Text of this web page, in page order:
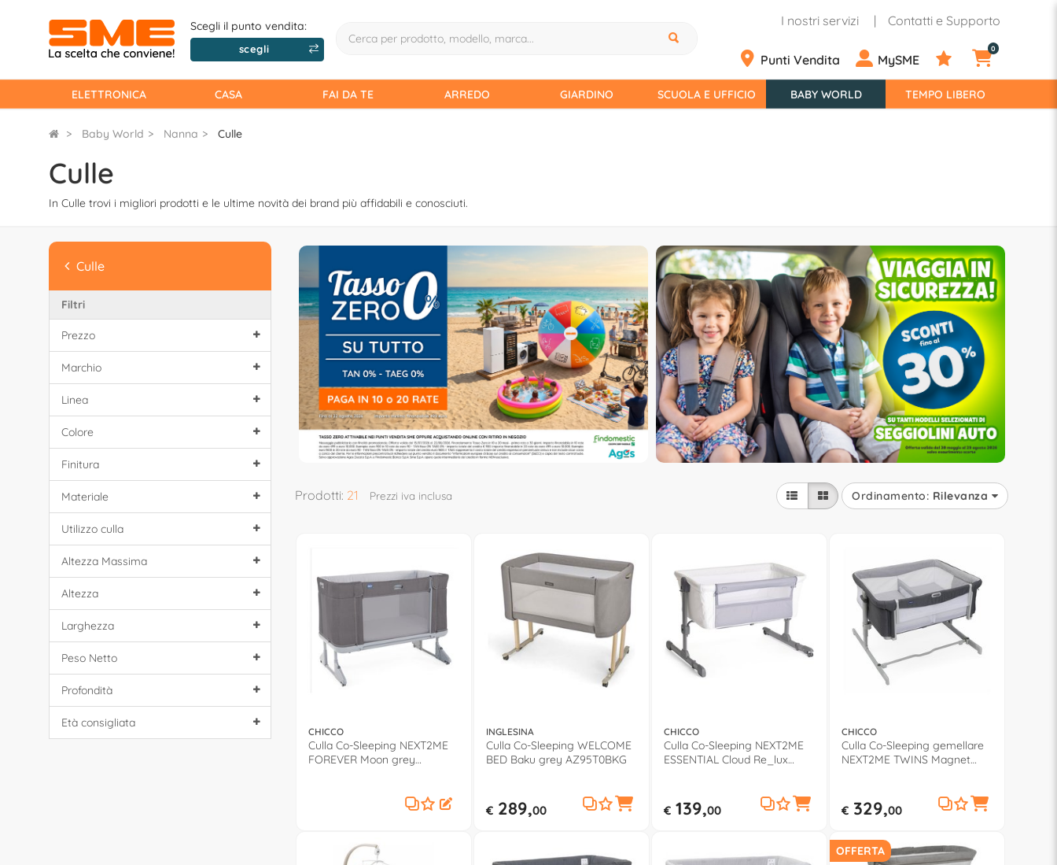
Scegli il punto vendita:
scegli
I nostri servizi Contatti e Supporto
Punti Vendita MySME
0
ELETTRONICA CASA FAI DA TE ARREDO GIARDINO SCUOLA E UFFICIO BABY WORLD TEMPO LIBERO
Baby World Nanna Culle
Culle
In Culle trovi i migliori prodotti e le ultime novità dei brand più affidabili e conosciuti.
Culle
Filtri
Prezzo
Marchio
Linea
Colore
Finitura
Materiale
Utilizzo culla
Altezza Massima
Altezza
Larghezza
Peso Netto
Profondità
Età consigliata
Prodotti: 21 Prezzi iva inclusa Ordinamento: Rilevanza
CHICCO
Culla Co-Sleeping NEXT2ME
FOREVER Moon grey
INGLESINA
Culla Co-Sleeping WELCOME
BED Baku grey AZ95T0BKG
€289,00
CHICCO
Culla Co-Sleeping NEXT2ME
ESSENTIAL Cloud Re_lux
€139,00
CHICCO
Culla Co-Sleeping gemellare
NEXT2ME TWINS Magnet
€329,00
OFFERTA